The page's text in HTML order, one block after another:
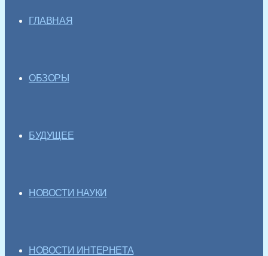
ГЛАВНАЯ
ОБЗОРЫ
БУДУЩЕЕ
НОВОСТИ НАУКИ
НОВОСТИ ИНТЕРНЕТА